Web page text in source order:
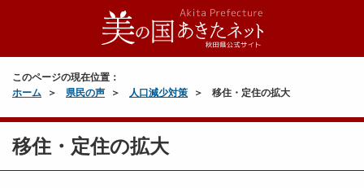
このページの現在位置：
ホーム
県民の声 人口減少対策 移住・定住の拡大
移住・定住の拡大